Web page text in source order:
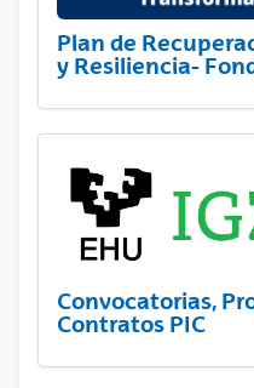
Plan de
y Resiliencia-
Convocatorias,
Contratos PIC